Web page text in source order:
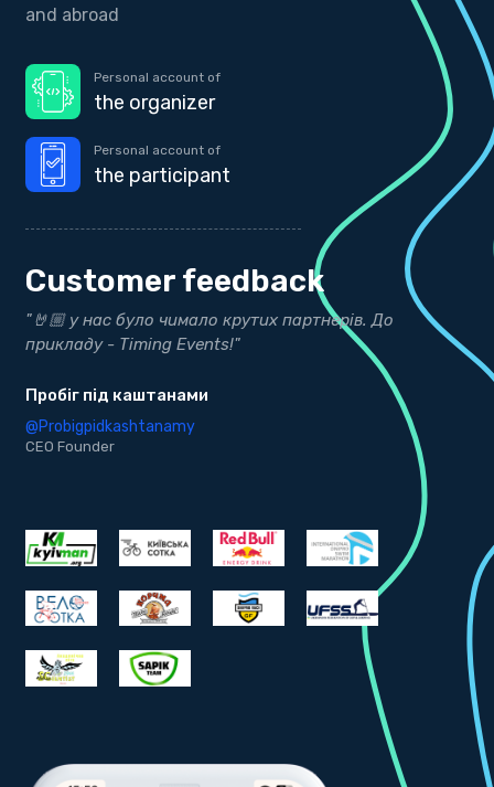
and abroad
Personal account of
the organizer
Personal account of
the participant
Customer feedback
"🤘🏼 у нас було чимало крутих партнерів. До
прикладу - Timing Events!"
Пробіг під каштанами
@Probigpidkashtanamy
CEO Founder